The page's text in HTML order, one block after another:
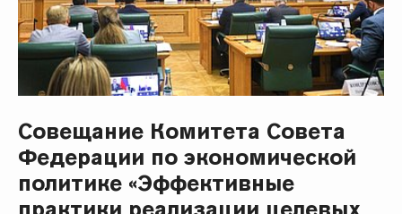
Совещание Комитета Совета
Федерации по экономической
политике «Эффективные